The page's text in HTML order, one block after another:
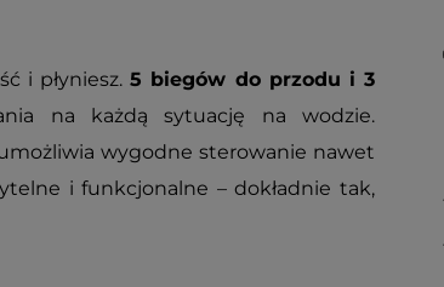
i płyniesz.5 biegów do przodu i 3
na każdą sytuację na wodzie.
wygodne sterowanie nawet
i funkcjonalne – dokładnie tak,